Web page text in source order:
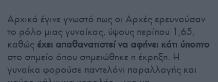
Αρχικά έγινε γνωστό πως οι Αρχές ερευνούσαν
το ρόλο μιας γυναίκας, ύψους περίπου 1,65,
καθώς έχει απαθανατιστεί να αφήνει κάτι ύποπτο
στο σημείο όπου σημειώθηκε η έκρηξη. Η
γυναίκα φορούσε παντελόνι παραλλαγής και